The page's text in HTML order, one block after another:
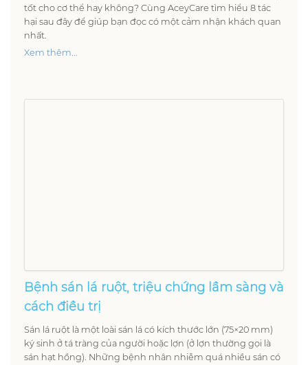
tốt cho cơ thể hay không? Cùng AceyCare tìm hiểu 8 tác
hại sau đây để giúp bạn đọc có một cảm nhận khách quan
nhất.
Xem thêm...
Bệnh sán lá ruột, triệu chứng lầm sàng và
cách điều trị
Sán lá ruột là một loài sán lá có kích thước lớn (75×20 mm)
ký sinh ở tá tràng của người hoặc lợn (ở lợn thường gọi là
sán hạt hồng). Những bệnh nhân nhiễm quá nhiều sán có